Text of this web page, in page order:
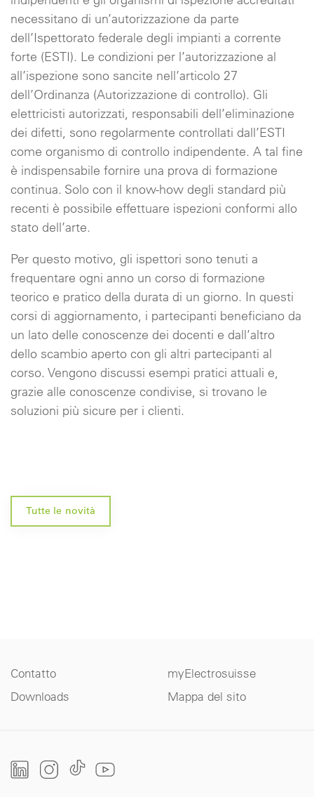
necessitano di un’autorizzazione da parte
dell’Ispettorato federale degli impianti a corrente
forte (ESTI). Le condizioni per l’autorizzazione al
all’ispezione sono sancite nell’articolo 27
dell’Ordinanza (Autorizzazione di controllo). Gli
elettricisti autorizzati, responsabili dell’eliminazione
dei difetti, sono regolarmente controllati dall’ESTI
come organismo di controllo indipendente. A tal fine
è indispensabile fornire una prova di formazione
continua. Solo con il know-how degli standard più
recenti è possibile effettuare ispezioni conformi allo
stato dell’arte.
Per questo motivo, gli ispettori sono tenuti a
frequentare ogni anno un corso di formazione
teorico e pratico della durata di un giorno. In questi
corsi di aggiornamento, i partecipanti beneficiano da
un lato delle conoscenze dei docenti e dall’altro
dello scambio aperto con gli altri partecipanti al
corso. Vengono discussi esempi pratici attuali e,
grazie alle conoscenze condivise, si trovano le
soluzioni più sicure per i clienti.
Tutte le novità
Contatto
myElectrosuisse
Downloads
Mappa del sito